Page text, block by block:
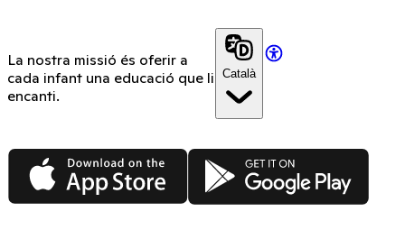
La nostra missió és oferir a
cada infant una educació que li
encanti.
Català
App Store Google Play